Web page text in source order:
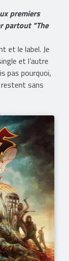
premiers
partout "The
et le label. Je
et l’autre
pas pourquoi,
sans